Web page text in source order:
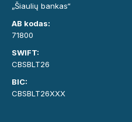
„Šiaulių bankas“
AB kodas:
71800
SWIFT:
CBSBLT26
BIC:
CBSBLT26XXX